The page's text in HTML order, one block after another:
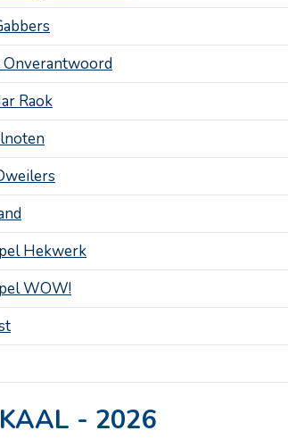
Onverantwoord
Raok
Hekwerk
WOW!
- 2026